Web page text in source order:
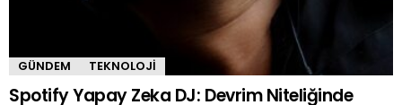
GÜNDEM TEKNOLOJI
Spotify Yapay Zeka DJ: Devrim Niteliğinde